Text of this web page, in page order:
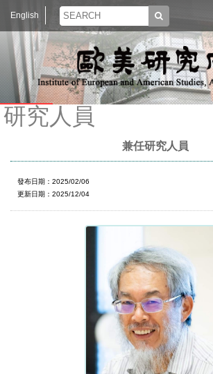
English
研究人員
兼任研究人員
發布日期：2025/02/06
更新日期：2025/12/04